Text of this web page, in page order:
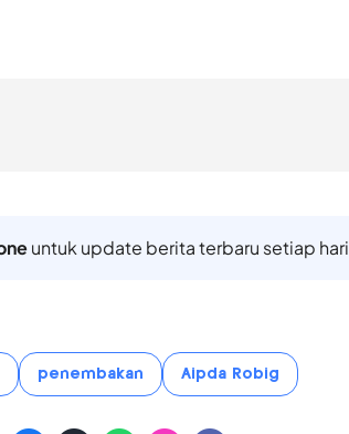
untuk update berita terbaru setiap hari
penembakan Aipda Robig